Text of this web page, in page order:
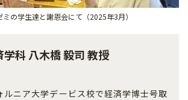
ミの学生達と謝恩会にて（2025年3月）
科 八木橋 毅司 教授
ルニア大学デービス校で経済学博士号取